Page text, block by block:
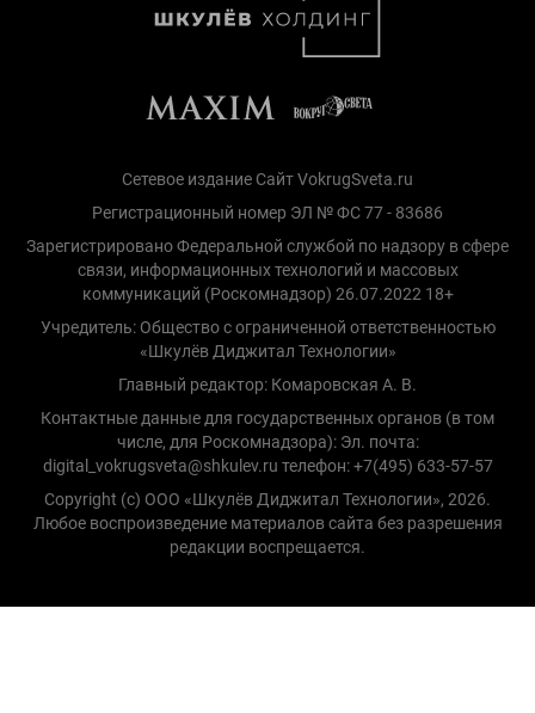
Сетевое издание Сайт VokrugSveta.ru
Регистрационный номер ЭЛ № ФС 77 - 83686
Зарегистрировано Федеральной службой по надзору в сфере
связи, информационных технологий и массовых
коммуникаций (Роскомнадзор) 26.07.2022 18+
Учредитель: Общество с ограниченной ответственностью
«Шкулёв Диджитал Технологии»
Главный редактор: Комаровская А. В.
Контактные данные для государственных органов (в том
числе, для Роскомнадзора): Эл. почта:
digital_vokrugsveta@shkulev.ru телефон: +7(495) 633-57-57
Copyright (с) ООО «Шкулёв Диджитал Технологии», 2026.
Любое воспроизведение материалов сайта без разрешения
редакции воспрещается.